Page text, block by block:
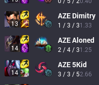
13
AZE Dimitry
1 / 3 / 31.33
14
AZEAloned
2 / 4 / 31.25
14
AZE5Kid
3 / 3 / 52.66